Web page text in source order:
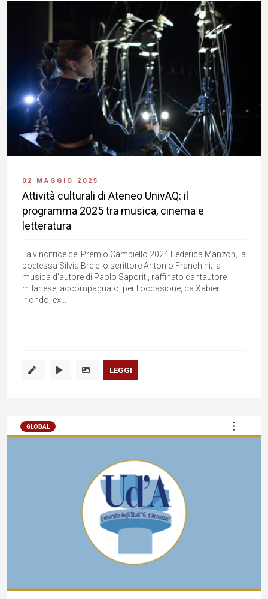
02 MAGGIO 2025
Attività culturali di Ateneo UnivAQ: il
programma 2025 tra musica, cinema e
letteratura
La vincitrice del Premio Campiello 2024 Federica Manzon, la
poetessa Silvia Bre e lo scrittore Antonio Franchini; la
musica d'autore di Paolo Saporiti, raffinato cantautore
milanese, accompagnato, per l'occasione, da Xabier
Iriondo, ex...
LEGGI
GLOBAL